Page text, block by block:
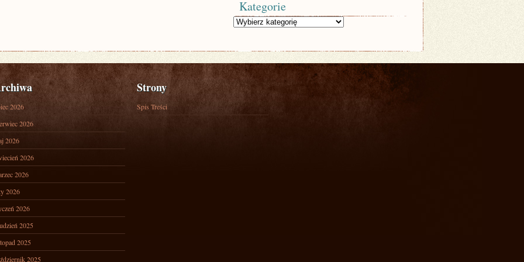
Kategorie
Kategorie
2026
2026
2026
2026
2026
2026
2026
2025
2025
2025
Strony
Spis Treści